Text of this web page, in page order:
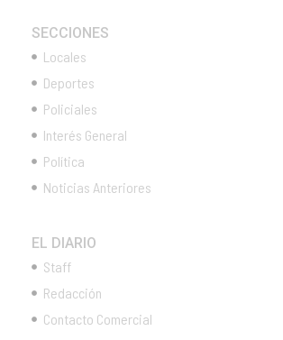
SECCIONES
Locales
Deportes
Policiales
Interés General
Política
Noticias Anteriores
EL DIARIO
Staff
Redacción
Contacto Comercial